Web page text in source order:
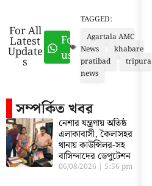
For All
Latest
Update
s
Follow
us
TAGGED:
Agartala AMC
News
khabare
pratibad
tripura
news
সম্পর্কিত খবর
নেশার যন্ত্রণায় অতিষ্ঠ
এলাকাবাসী, কৈলাসহর
থানায় কাউন্সিলর-সহ
বাসিন্দাদের ডেপুটেশন
06/08/2026 5:56 pm